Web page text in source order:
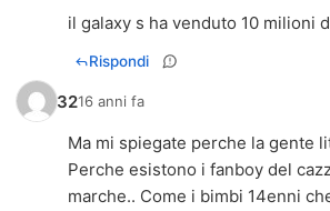
il galaxy s ha venduto 10 milioni
Rispondi
3216 anni fa
Ma mi spiegate perche la gente
Perche esistono i fanboy del
marche.. Come i bimbi 14enni